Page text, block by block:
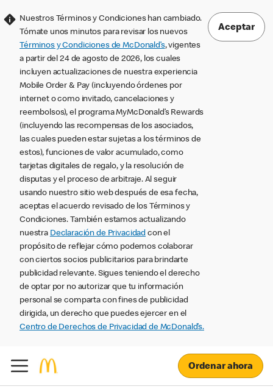
Nuestros Términos y Condiciones han cambiado.
Tómate unos minutos para revisar los nuevos
Términos y Condiciones de McDonald’s, vigentes
a partir del 24 de agosto de 2026, los cuales
incluyen actualizaciones de nuestra experiencia
Mobile Order & Pay (incluyendo órdenes por
internet o como invitado, cancelaciones y
reembolsos), el programa MyMcDonald’s Rewards
(incluyendo las recompensas de los asociados,
las cuales pueden estar sujetas a los términos de
estos), funciones de valor acumulado, como
tarjetas digitales de regalo, y la resolución de
disputas y el proceso de arbitraje. Al seguir
usando nuestro sitio web después de esa fecha,
aceptas el acuerdo revisado de los Términos y
Condiciones. También estamos actualizando
nuestra Declaración de Privacidad con el
propósito de reflejar cómo podemos colaborar
con ciertos socios publicitarios para brindarte
publicidad relevante. Sigues teniendo el derecho
de optar por no autorizar que tu información
personal se comparta con fines de publicidad
dirigida, un derecho que puedes ejercer en el
Centro de Derechos de Privacidad de McDonald’s.
Aceptar
Ordenar ahora